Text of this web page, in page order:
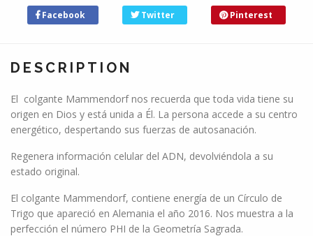
Facebook Twitter Pinterest
DESCRIPTION
El colgante Mammendorf nos recuerda que toda vida tiene su
origen en Dios y está unida a Él. La persona accede a su centro
energético, despertando sus fuerzas de autosanación.
Regenera información celular del ADN, devolviéndola a su
estado original.
El colgante Mammendorf, contiene energía de un Círculo de
Trigo que apareció en Alemania el año 2016. Nos muestra a la
perfección el número PHI de la Geometría Sagrada.